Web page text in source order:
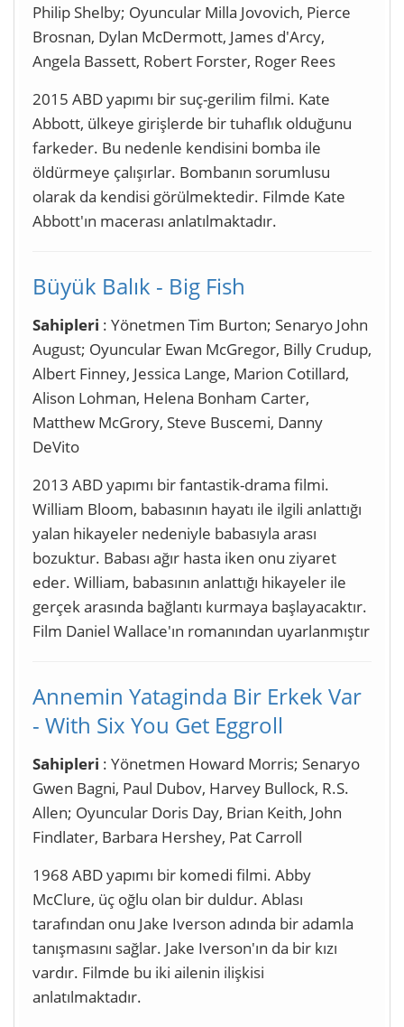
Philip Shelby; Oyuncular Milla Jovovich, Pierce
Brosnan, Dylan McDermott, James d'Arcy,
Angela Bassett, Robert Forster, Roger Rees
2015 ABD yapımı bir suç-gerilim filmi. Kate
Abbott, ülkeye girişlerde bir tuhaflık olduğunu
farkeder. Bu nedenle kendisini bomba ile
öldürmeye çalışırlar. Bombanın sorumlusu
olarak da kendisi görülmektedir. Filmde Kate
Abbott'ın macerası anlatılmaktadır.
Büyük Balık - Big Fish
Sahipleri : Yönetmen Tim Burton; Senaryo John
August; Oyuncular Ewan McGregor, Billy Crudup,
Albert Finney, Jessica Lange, Marion Cotillard,
Alison Lohman, Helena Bonham Carter,
Matthew McGrory, Steve Buscemi, Danny
DeVito
2013 ABD yapımı bir fantastik-drama filmi.
William Bloom, babasının hayatı ile ilgili anlattığı
yalan hikayeler nedeniyle babasıyla arası
bozuktur. Babası ağır hasta iken onu ziyaret
eder. William, babasının anlattığı hikayeler ile
gerçek arasında bağlantı kurmaya başlayacaktır.
Film Daniel Wallace'ın romanından uyarlanmıştır
Annemin Yataginda Bir Erkek Var
- With Six You Get Eggroll
Sahipleri : Yönetmen Howard Morris; Senaryo
Gwen Bagni, Paul Dubov, Harvey Bullock, R.S.
Allen; Oyuncular Doris Day, Brian Keith, John
Findlater, Barbara Hershey, Pat Carroll
1968 ABD yapımı bir komedi filmi. Abby
McClure, üç oğlu olan bir duldur. Ablası
tarafından onu Jake Iverson adında bir adamla
tanışmasını sağlar. Jake Iverson'ın da bir kızı
vardır. Filmde bu iki ailenin ilişkisi
anlatılmaktadır.